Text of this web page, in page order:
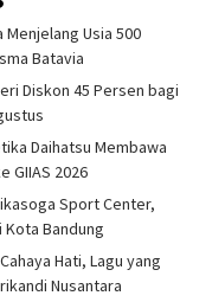
Usia 500
Batavia
Diskon 45 Persen bagi
Daihatsu Membawa
GIIAS 2026
Sport Center,
Kota Bandung
Hati, Lagu yang
Nusantara